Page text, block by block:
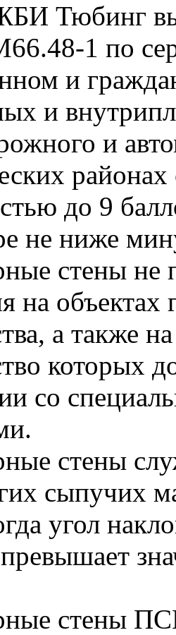
Тюбинг
1 по
и
и
и
районах
до 9
не ниже
стены не
на объектах
а также
которых
со
стены
сыпучих
угол
стены